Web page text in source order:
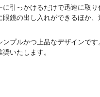
引っかけるだけで迅速に取
鏡の出し入れができるほか
プルかつ上品なデザインで
いたします。